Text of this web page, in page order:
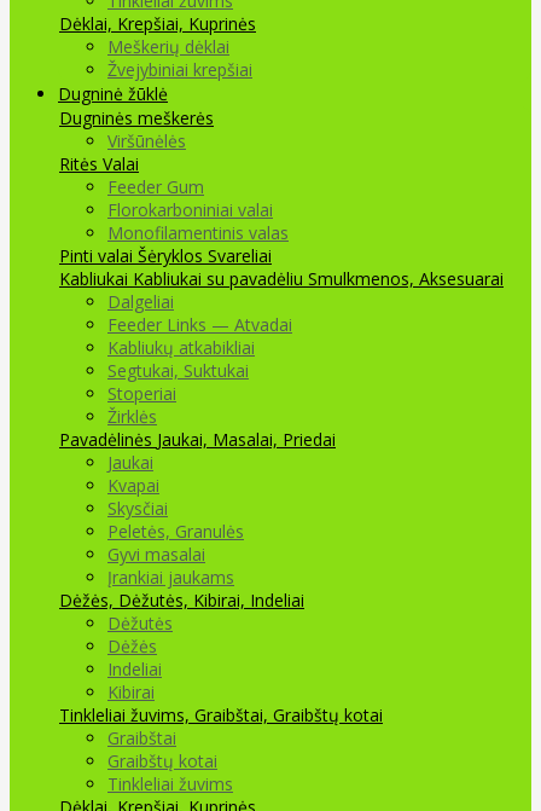
Dėklai, Krepšiai, Kuprinės
Meškerių dėklai
Žvejybiniai krepšiai
Dugninė žūklė
Dugninės meškerės
Viršūnėlės
Ritės Valai
Feeder Gum
Florokarboniniai valai
Monofilamentinis valas
Pinti valai Šėryklos Svareliai
Kabliukai Kabliukai su pavadėliu Smulkmenos, Aksesuarai
Dalgeliai
Feeder Links — Atvadai
Kabliukų atkabikliai
Segtukai, Suktukai
Stoperiai
Žirklės
Pavadėlinės Jaukai, Masalai, Priedai
Jaukai
Kvapai
Skysčiai
Peletės, Granulės
Gyvi masalai
Įrankiai jaukams
Dėžės, Dėžutės, Kibirai, Indeliai
Dėžutės
Dėžės
Indeliai
Kibirai
Tinkleliai žuvims, Graibštai, Graibštų kotai
Graibštai
Graibštų kotai
Tinkleliai žuvims
Dėklai, Krepšiai, Kuprinės